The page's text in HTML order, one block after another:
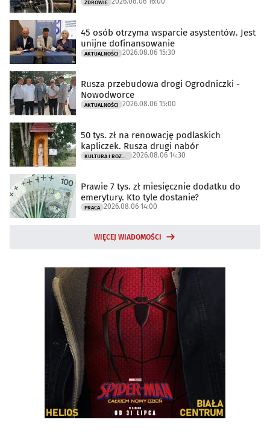
ZDROWIE
45 osób otrzyma wsparcie asystentów. Jest
unijne dofinansowanie
AKTUALNOŚCI 2026.08.06 15:30
Rusza przebudowa drogi Ogrodniczki -
Nowodworce
AKTUALNOŚCI 2026.08.06 15:00
50 tys. zł na renowację podlaskich
kapliczek. Rusza drugi nabór
2026.08.06 14:30
Prawie 7 tys. zł miesięcznie dodatku do
emerytury. Kto tyle dostanie?
PRACA 2026.08.06 14:00
WIĘCEJ WIADOMOŚCI